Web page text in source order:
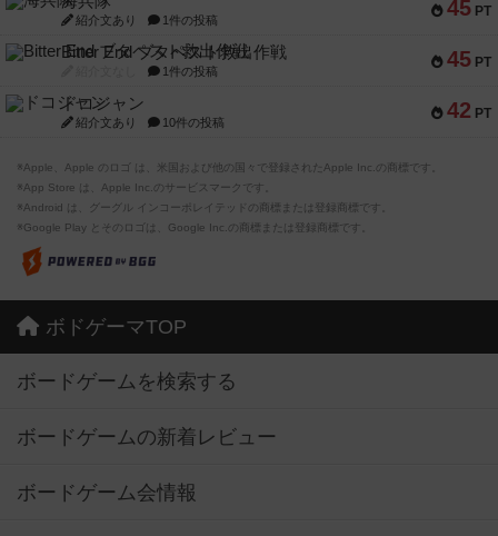
45 PT
紹介文あり 1件の投稿
45 PT
Bitter End ブタペスト救出作戦
1件の投稿
42 PT
ドコジャン
紹介文あり 10件の投稿
※Apple、Apple のロゴ は、米国および他の国々で登録されたApple Inc.の商標です。
※App Store は、Apple Inc.のサービスマークです。
※Android は、グーグル インコーポレイテッドの商標または登録商標です。
※Google Play とそのロゴは、Google Inc.の商標または登録商標です。
ボドゲーマTOP
ボードゲームを検索する
ボードゲームの新着レビュー
ボードゲーム会情報